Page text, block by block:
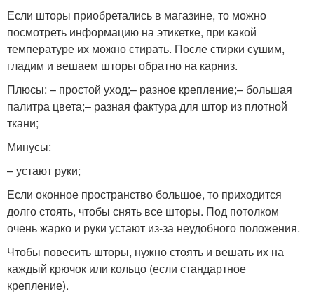
Если шторы приобретались в магазине, то можно
посмотреть информацию на этикетке, при какой
температуре их можно стирать. После стирки сушим,
гладим и вешаем шторы обратно на карниз.
Плюсы: – простой уход;– разное крепление;– большая
палитра цвета;– разная фактура для штор из плотной
ткани;
Минусы:
– устают руки;
Если оконное пространство большое, то приходится
долго стоять, чтобы снять все шторы. Под потолком
очень жарко и руки устают из-за неудобного положения.
Чтобы повесить шторы, нужно стоять и вешать их на
каждый крючок или кольцо (если стандартное
крепление).